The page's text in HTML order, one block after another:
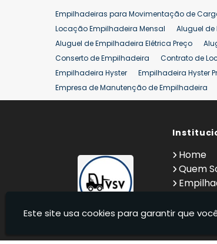
Empilhadeiras para Movimentação de
Locação Empilhadeira Mensal
Aluguel
Aluguel de Empilhadeira Elétrica Preço
Conserto de Empilhadeira
Contrato de
Empilhadeira Hyster
Empilhadeira Hyster
Empresa de Manutenção de Empilhadeira
Locação Empilhadeira Hyster
Locação
Comprar
Locação de Empilhadeira 25 ton
Home
Quem
Este site usa cookies para garantir que